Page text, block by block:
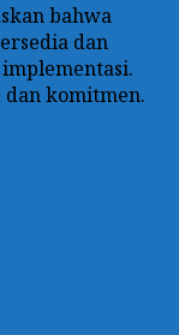
bahwa
dan
dan komitmen.